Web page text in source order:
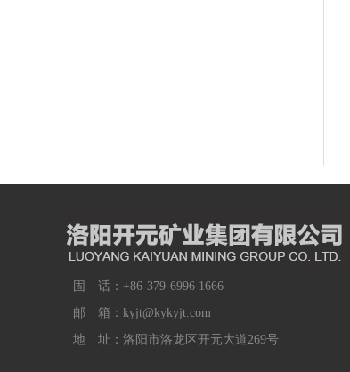
固 话：+86-379-6996 1666
邮 箱：kyjt@kykyjt.com
地 址：洛阳市洛龙区开元大道269号